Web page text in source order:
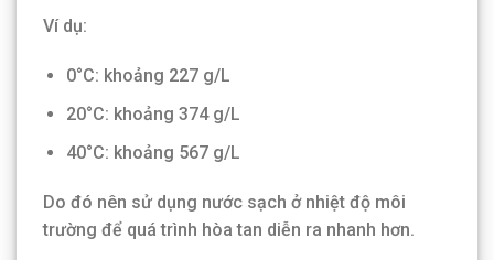
Ví dụ:
0°C: khoảng 227 g/L
20°C: khoảng 374 g/L
40°C: khoảng 567 g/L
Do đó nên sử dụng nước sạch ở nhiệt độ môi
trường để quá trình hòa tan diễn ra nhanh hơn.